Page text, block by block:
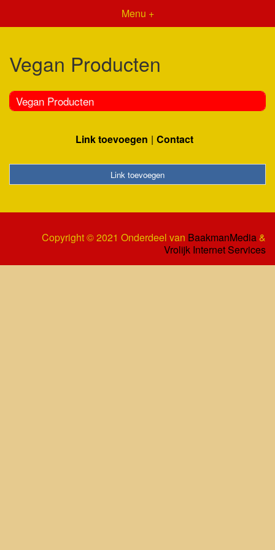
Menu +
Vegan Producten
Vegan Producten
Link toevoegen Contact
Link toevoegen
Copyright © 2021 Onderdeel van BaakmanMedia&
Vrolijk Internet Services